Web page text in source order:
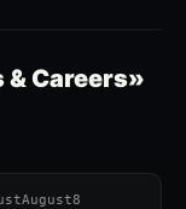
& Careers»